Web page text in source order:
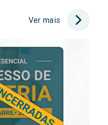
Ver mais